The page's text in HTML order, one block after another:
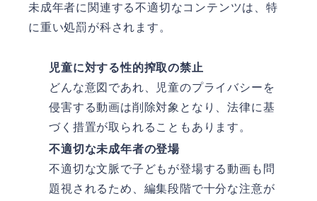
未成年者に関連する不適切なコンテンツは、特
に重い処罰が科されます。
児童に対する性的搾取の禁止
どんな意図であれ、児童のプライバシーを
侵害する動画は削除対象となり、法律に基
づく措置が取られることもあります。
不適切な未成年者の登場
不適切な文脈で子どもが登場する動画も問
題視されるため、編集段階で十分な注意が